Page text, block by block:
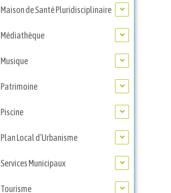
Maison de Santé Pluridisciplinaire
Médiathèque
Musique
Patrimoine
Piscine
Plan Local d’Urbanisme
Services Municipaux
Tourisme